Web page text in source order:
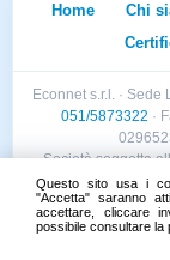
Questo sito usa i
"Accetta" saranno
accettare, cliccare
possibile consultare la
Home Chi
Econnet s.r.l. ·
051/5873322 ·
Società soggetta
Holding s.r.l. · Sede